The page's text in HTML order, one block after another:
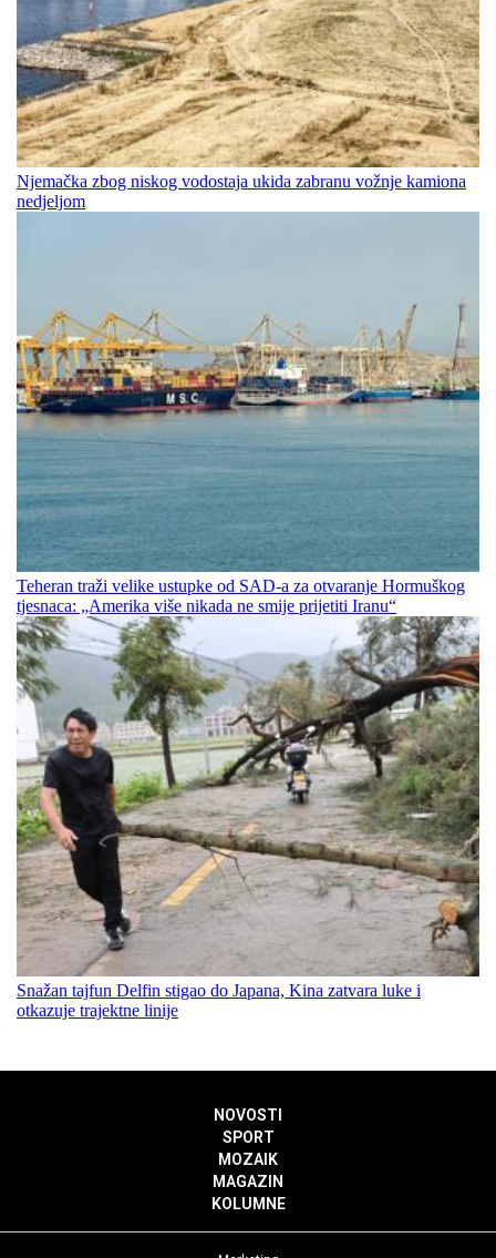
Njemačka zbog niskog vodostaja ukida zabranu vožnje kamiona
nedjeljom
Teheran traži velike ustupke od SAD-a za otvaranje Hormuškog
tjesnaca: „Amerika više nikada ne smije prijetiti Iranu“
Snažan tajfun Delfin stigao do Japana, Kina zatvara luke i
otkazuje trajektne linije
NOVOSTI
SPORT
MOZAIK
MAGAZIN
KOLUMNE